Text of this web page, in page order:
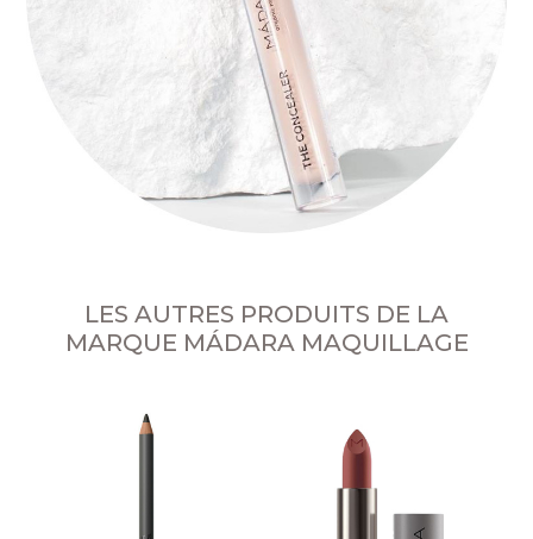
LES AUTRES PRODUITS DE LA
MARQUE MÁDARA MAQUILLAGE